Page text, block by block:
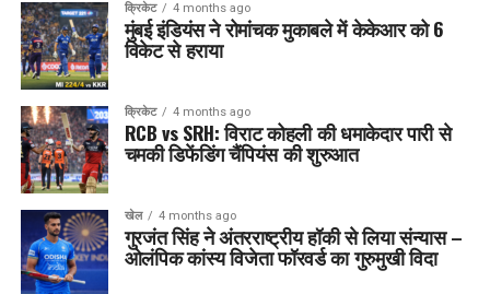
क्रिकेट 4 months ago
मुंबई इंडियंस ने रोमांचक मुकाबले में केकेआर को 6
विकेट से हराया
क्रिकेट 4 months ago
RCB vs SRH: विराट कोहली की धमाकेदार पारी से
चमकी डिफेंडिंग चैंपियंस की शुरुआत
खेल 4 months ago
गुरजंत सिंह ने अंतरराष्ट्रीय हॉकी से लिया संन्यास –
ओलंपिक कांस्य विजेता फॉरवर्ड का गुरुमुखी विदा